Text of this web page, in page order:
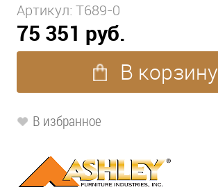
Артикул: T689-0
75 351 руб.
В корзину
В избранное